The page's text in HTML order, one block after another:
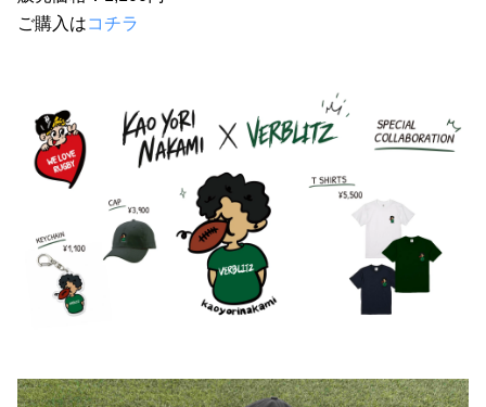
ご購入はコチラ